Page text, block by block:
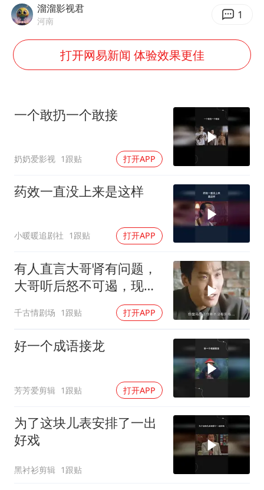
酒店回应车内过夜被收150元
牛津大学一纸声明甩不了锅
几元成本 千万市值蒸发
多个明星演唱会取消
人民的健康、体质、幸福一脉相承
溜溜影视君
河南 1
打开网易新闻 体验效果更佳
一个敢扔一个敢接
奶奶爱影视 1跟贴 打开APP
药效一直没上来是这样
小暖暖追剧社 1跟贴 打开APP
有人直言大哥肾有问题，
大哥听后怒不可遏，现场
千古情剧场 1跟贴 打开APP
好一个成语接龙
芳芳爱剪辑 1跟贴 打开APP
为了这块儿表安排了一出
好戏
黑衬衫剪辑 1跟贴